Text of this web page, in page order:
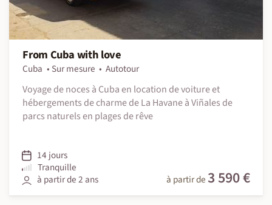
From Cuba with love
Cuba Sur mesure
Autotour
Voyage de noces à Cuba en location de voiture et
hébergements de charme de La Havane à Viñales de
parcs naturels en plages de rêve
14 jours
Tranquille
à partir de 2 ans
à partir de 3 590 €